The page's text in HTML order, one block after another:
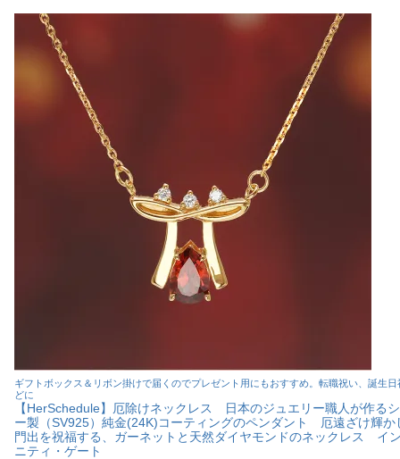
ギフトボックス＆リボン掛けで届くのでプレゼント用にもおすすめ。転職祝い、誕生日
どに
【HerSchedule】厄除けネックレス 日本のジュエリー職人が作る
ー製（SV925）純金(24K)コーティングのペンダント 厄遠ざけ輝か
門出を祝福する、ガーネットと天然ダイヤモンドのネックレス イ
ニティ・ゲート